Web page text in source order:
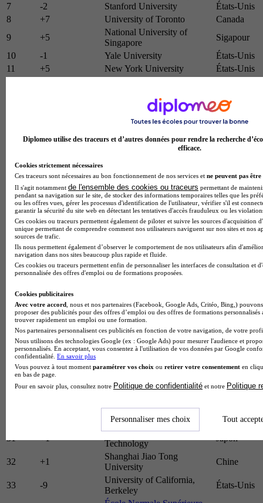
7
-2 Stanford University
États-Unis
8
+7 University of Toronto
Canada
9
+5
National University of
Singapore
Sigapour
10
-1 Yale University
États-Unis
11
+5 New York University
États-Unis
ETH Zurich
Suisse
Princeton University
États-Unis
+14
University
Australie
17
+1
18
+8 Imperial College London
Royaume-
Uni
19
+2 John Hopkins University
États-Unis
20
-1
École Polytechnique
Fédérale de Lausanne
Suisse
21 +10 King’s College London
Uni
22
+22
CentraleSupélec - Paris
Saclay University
France
-2 HEC Paris
France
25
-2 IE University
Espagne
26
-16
Hong Kong University of
Science and Technology
Hong
Kong
27
+27
Indian Institute of
28 +33
Columbia
University, Singapore
École Polytechnique
France
31
+1
Tokyo Institute of
Technology
Japon
32 +1
Shanghai Jiao Tong
University
Chine
33 -9
University of California,
Berkeley
États-Unis
Diplomeo utilise des traceurs et d’autres données pour rendre la recherche
efficace.
Cookies strictement nécessaires
Ces traceurs sont nécessaires au bon fonctionnement de nos services et ne peuvent pas être
Il s'agit notamment de l'ensemble des cookies ou traceurs permettant de
pendant sa navigation sur le site, de stocker des informations temporaires telles que les
ou les offres vues, gérer les processus d'identification de l'utilisateur, vérifier s'il est
garantir la sécurité du site web en détectant les tentatives d'accès frauduleux ou les
Ces cookies ou traceurs permettent également de piloter et suivre les sources d'acquisition
unique permettant de comprendre comment nos utilisateurs naviguent sur nos sites et nos
sources de trafic.
Ils nous permettent également d’observer le comportement de nos utilisateurs afin
navigation dans nos sites beaucoup plus rapide et fluide.
Ces cookies ou traceurs permettent enfin de personnaliser les interfaces de consultation et
personnalisée des offres d'emploi ou de formations proposées.
Cookies publicitaires
Avec votre accord , nous et nos partenaires (Facebook, Google Ads, Critéo, Bing,)
proposer des publicités pour des offres d’emploi ou des offres de formations
trouver rapidement un emploi ou une formation.
Nos partenaires personnalisent ces publicités en fonction de votre navigation, de votre
Nous utilisons des technologies Google (ex : Google Ads) pour mesurer l'audience et
personnalisés. En acceptant, vous consentez à l'utilisation de vos données par Google
confidentialité. En savoir plus
Vous pouvez à tout moment paramétrer vos choix ou retirer votre consentement en
en bas de page.
Pour en savoir plus, consultez notre Politique de confidentialité et notre Politique
Personnaliser mes choix Tout